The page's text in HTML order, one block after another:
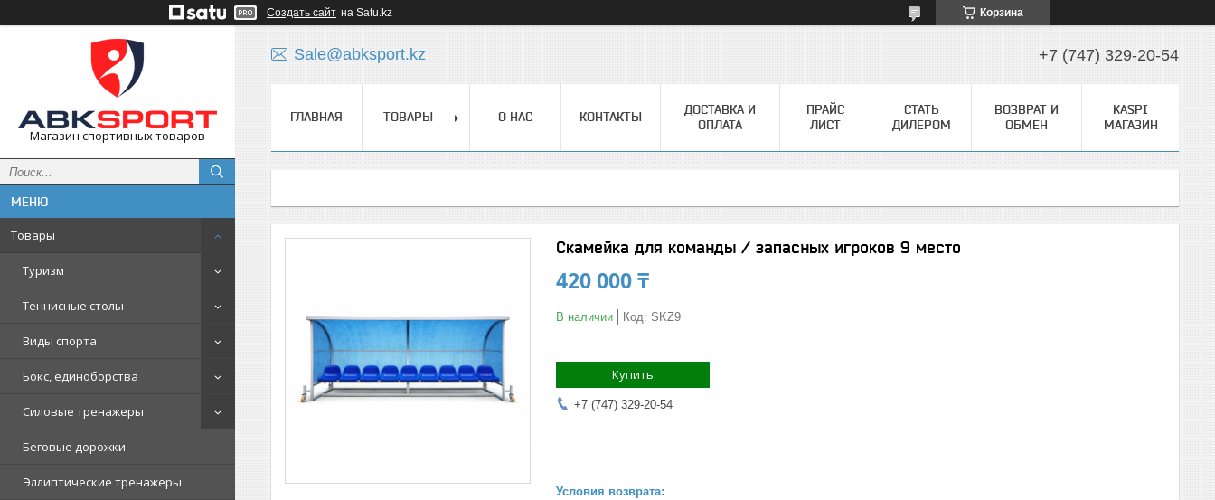
Создать сайт на Satu.kz Корзина
Магазин спортивных товаров
Товары
Туризм
Теннисные столы
Виды спорта
Бокс, единоборства
Силовые тренажеры
Беговые дорожки
Эллиптические тренажеры
Sale@abksport.kz +7 (747) 329-20-54
ГЛАВНАЯ ТОВАРЫ О НАС КОНТАКТЫ
ДОСТАВКА И
ОПЛАТА
ПРАЙС
ЛИСТ
СТАТЬ
ДИЛЕРОМ
ВОЗВРАТ И
ОБМЕН
KASPI
МАГАЗИН
Скамейка для команды / запасных игроков 9 место
420 000 ₸
В наличии Код: SKZ9
Купить
+7 (747) 329-20-54